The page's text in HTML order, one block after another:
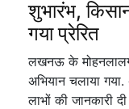
शुभारंभ,
गया प्रेरित
लखनऊ के
अभियान चलाया
लाभों की जानकारी